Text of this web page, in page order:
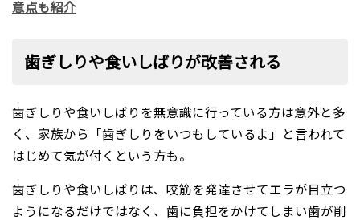
意点も紹介
歯ぎしりや食いしばりが改善される
歯ぎしりや食いしばりを無意識に行っている方は意外と多
く、家族から「歯ぎしりをいつもしているよ」と言われて
はじめて気が付くという方も。
歯ぎしりや食いしばりは、咬筋を発達させてエラが目立つ
ようになるだけではなく、歯に負担をかけてしまい歯が削